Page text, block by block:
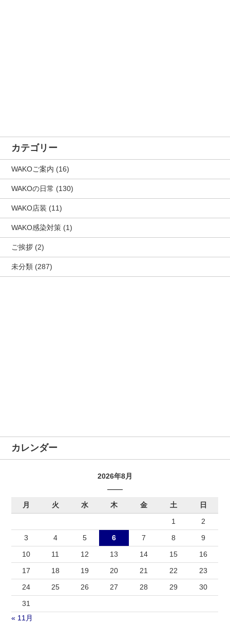
カテゴリー
WAKOご案内 (16)
WAKOの日常 (130)
WAKO店装 (11)
WAKO感染対策 (1)
ご挨拶 (2)
未分類 (287)
カレンダー
2026年8月
月 火 水 木 金 土
日
1
2
3
4 5 6 7 8
9
10
11 12 13 14 15
16
17
18 19 20 21 22
23
24
25 26 27 28 29
30
31
« 11月